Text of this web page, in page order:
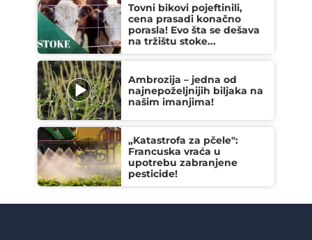
Tovni bikovi pojeftinili,
cena prasadi konačno
porasla! Evo šta se dešava
na tržištu stoke...
Ambrozija – jedna od
najnepoželjnijih biljaka na
našim imanjima!
„Katastrofa za pčele":
Francuska vraća u
upotrebu zabranjene
pesticide!